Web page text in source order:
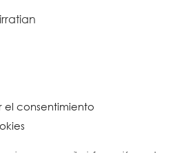
el consentimiento